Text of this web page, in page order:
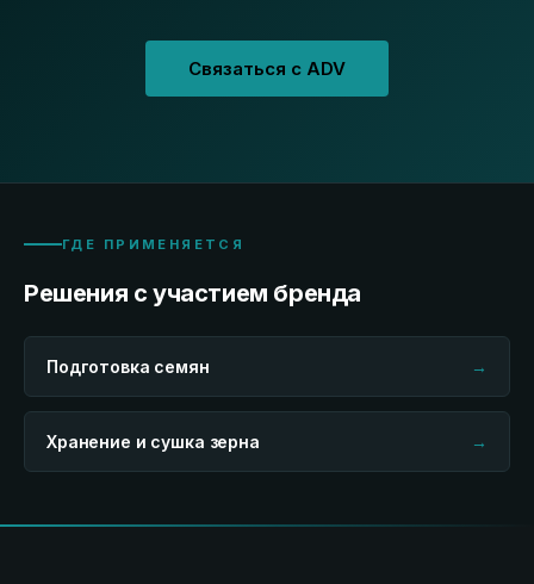
Связаться с ADV
ГДЕ ПРИМЕНЯЕТСЯ
Решения с участием бренда
Подготовка семян →
Хранение и сушка зерна →